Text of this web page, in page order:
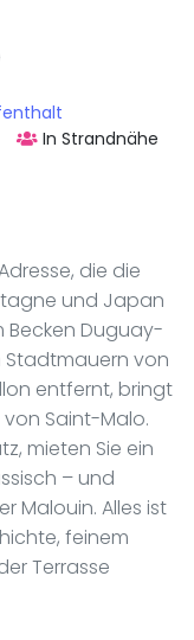
In Strandnähe
die die
und Japan
Becken Duguay-
Stadtmauern von
entfernt, bringt
von Saint-Malo.
mieten Sie ein
– und
Malouin. Alles ist
feinem
Terrasse